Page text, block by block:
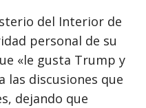
del Interior de
personal de su
«le gusta Trump y
discusiones que
dejando que